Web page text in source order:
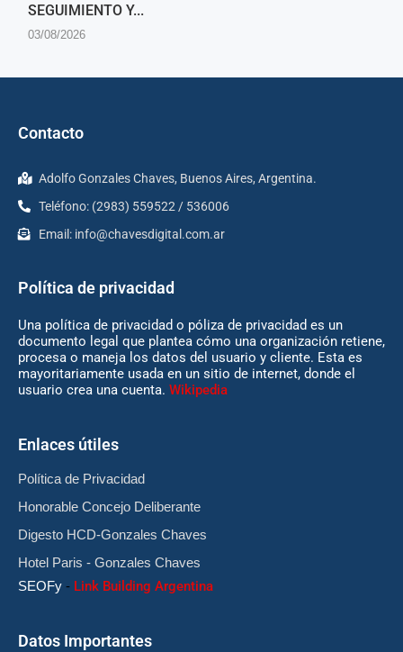
SEGUIMIENTO Y...
03/08/2026
Contacto
Adolfo Gonzales Chaves, Buenos Aires, Argentina.
Teléfono: (2983) 559522 / 536006
Email: info@chavesdigital.com.ar
Política de privacidad
Una política de privacidad o póliza de privacidad es un
documento legal que plantea cómo una organización retiene,
procesa o maneja los datos del usuario y cliente. Esta es
mayoritariamente usada en un sitio de internet, donde el
usuario crea una cuenta. Wikipedia
Enlaces útiles
Política de Privacidad
Honorable Concejo Deliberante
Digesto HCD-Gonzales Chaves
Hotel Paris - Gonzales Chaves
SEOFy - Link Building Argentina
Datos Importantes